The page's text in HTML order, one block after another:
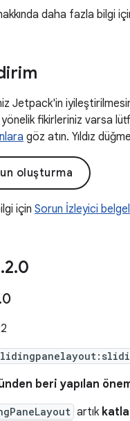
daha fazla bilgi
Jetpack'in
fikirleriniz varsa
göz atın. Yıldız
oluşturma
için Sorun İzleyici
.2.0
.0
beri yapılan
artık